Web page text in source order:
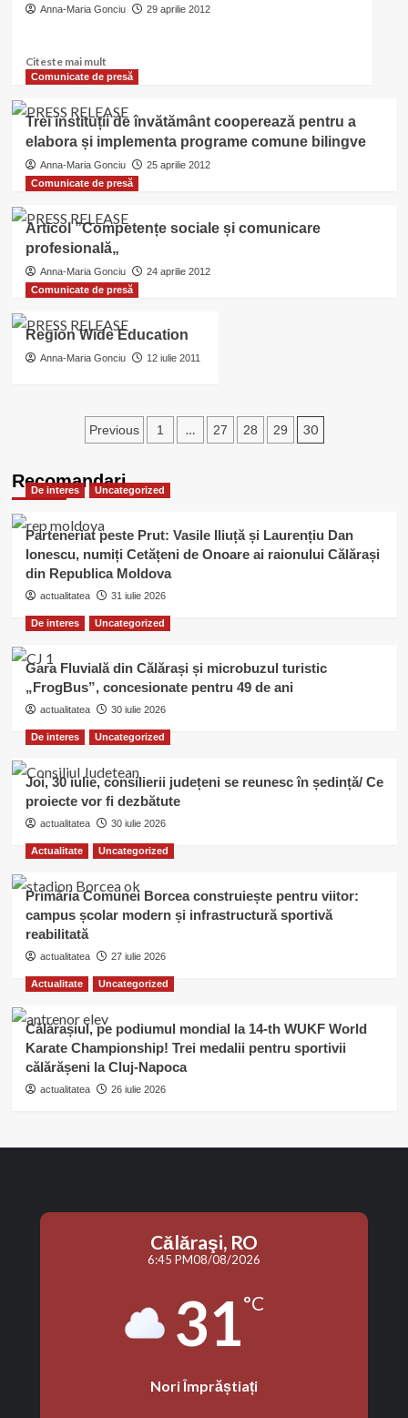
orizontale
mult
decat
cuvinte
meșteșugite?
Anna-Maria Gonciu 29 aprilie 2012
Citeste mai multRead
more
EU
horizontal
policies
–
More
a
catchword?
Comunicate de presă
Trei instituții de învătământ cooperează pentru a
elabora și implementa programe comune bilingve
Anna-Maria Gonciu
25 aprilie 2012
Comunicate de presă
Articol ”Competențe sociale și comunicare
profesională„
Anna-Maria Gonciu
24 aprilie 2012
Comunicate de presă
Region Wide Education
Anna-Maria Gonciu 12 iulie 2011
Paginație
Previous 1 … 27 28 29 30
Recomandari
De interes Uncategorized
Parteneriat peste Prut: Vasile Iliuță și Laurențiu Dan
Ionescu, numiți Cetățeni de Onoare ai raionului Călărași
din Republica Moldova
actualitatea 31 iulie 2026
De interes Uncategorized
Gara Fluvială din Călărași și microbuzul turistic
„FrogBus”, concesionate pentru 49 de ani
actualitatea 30 iulie 2026
De interes Uncategorized
Joi, 30 iulie, consilierii județeni se reunesc în ședință/ Ce
proiecte vor fi dezbătute
actualitatea 30 iulie 2026
Actualitate Uncategorized
Primăria Comunei Borcea construiește pentru viitor:
campus școlar modern și infrastructură sportivă
reabilitată
actualitatea 27 iulie 2026
Actualitate Uncategorized
Călărașiul, pe podiumul mondial la 14-th WUKF World
Karate Championship! Trei medalii pentru sportivii
călărășeni la Cluj-Napoca
actualitatea 26 iulie 2026
Călăraşi, RO
6:45 PM08/08/2026
31°C
Nori Împrăștiați